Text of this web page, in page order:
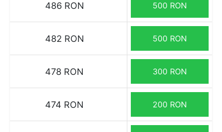
486 RON 500 RON
482 RON 500 RON
478 RON 300 RON
474 RON 200 RON